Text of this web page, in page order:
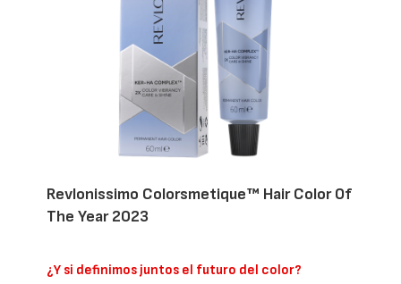
Revlonissimo Colorsmetique™ Hair Color Of
The Year 2023
¿Y si definimos juntos el futuro del color?